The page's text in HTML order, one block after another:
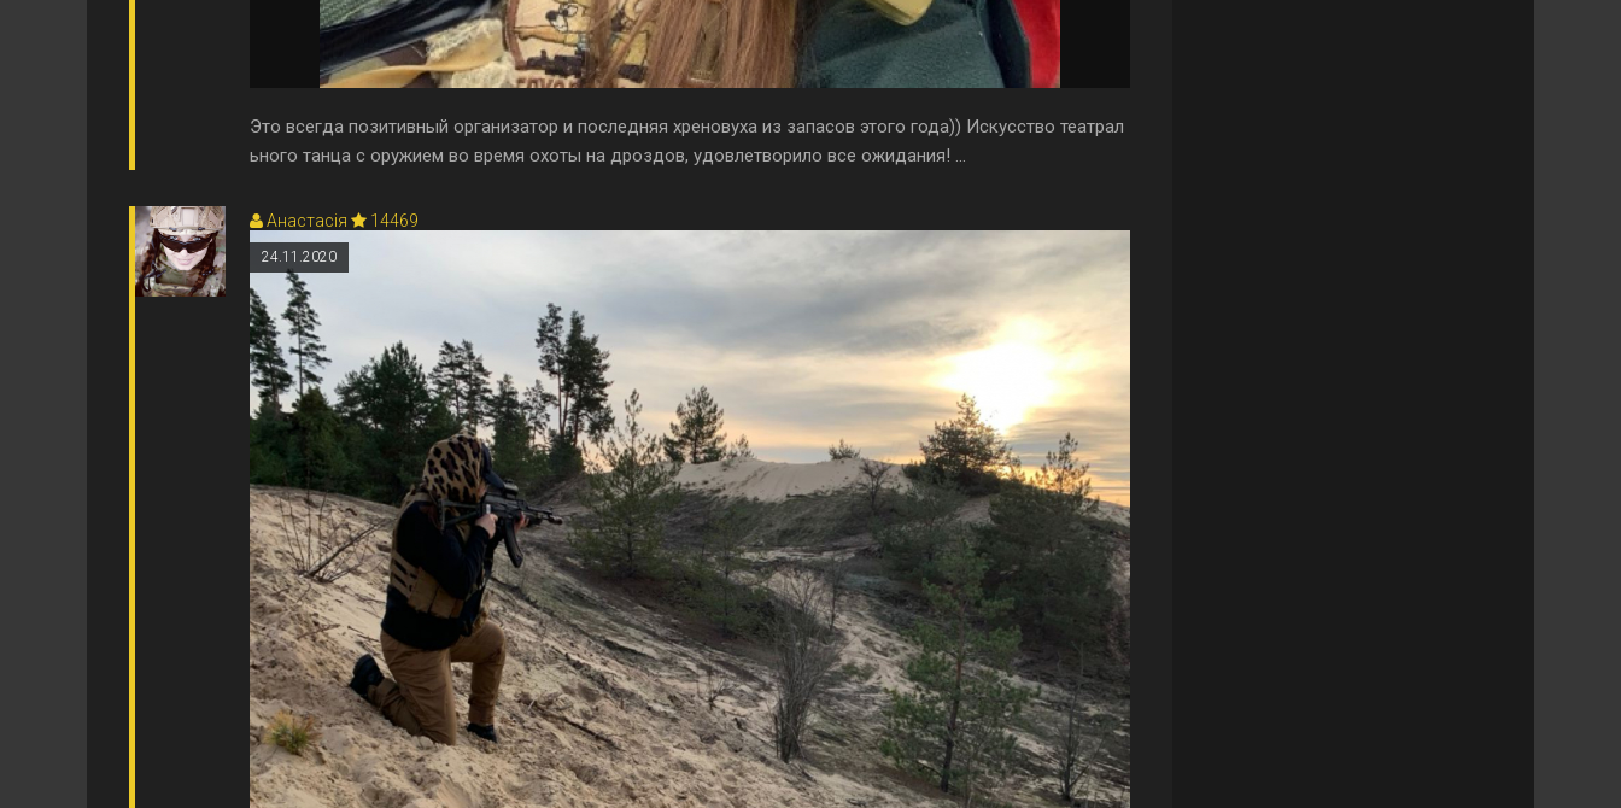
Это всегда позитивный организатор и последняя хреновуха из запасов этого года)) Искусство театрал
ьного танца с оружием во время охоты на дроздов, удовлетворило все ожидания! ...
Анастасія 14469
24.11.2020